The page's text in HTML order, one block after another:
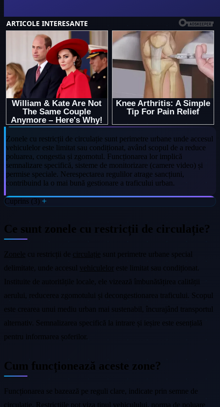
Zonele cu restricții de circulație sunt perimetre urbane unde accesul
vehiculelor este limitat sau condiționat, având scopul de a reduce
poluarea, congestia și zgomotul. Funcționarea lor implică
semnalizare specifică, sisteme de monitorizare (camere video) și
permise speciale. Nerespectarea regulilor atrage sancțiuni,
contribuind la o mai bună gestionare a traficului urban.
Cuprins (3)
Ce sunt zonele cu restricții de circulație?
Zonele cu restricții de circulație sunt perimetre urbane special
delimitate, unde accesul vehiculelor este limitat sau condiționat.
Instituite de autoritățile locale, ele vizează îmbunătățirea calității
aerului, reducerea zgomotului și decongestionarea traficului. Scopul
este crearea unui mediu urban mai sustenabil, încurajând transportul
alternativ. Semnalizarea specifică la intrare și ieșire este esențială
pentru informarea șoferilor.
Cum funcționează aceste zone?
Funcționarea se bazează pe reguli clare, indicate prin semne de
circulație. Restricțiile pot viza tipul vehiculului, norma de poluare